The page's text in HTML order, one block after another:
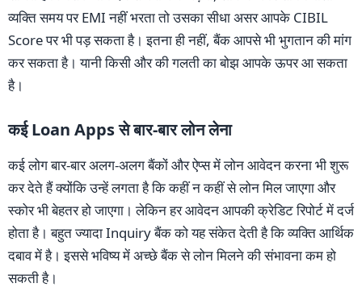
व्यक्ति समय पर EMI नहीं भरता तो उसका सीधा असर आपके CIBIL
Score पर भी पड़ सकता है। इतना ही नहीं, बैंक आपसे भी भुगतान की मांग
कर सकता है। यानी किसी और की गलती का बोझ आपके ऊपर आ सकता
है।
कई Loan Apps से बार-बार लोन लेना
कई लोग बार-बार अलग-अलग बैंकों और ऐप्स में लोन आवेदन करना भी शुरू
कर देते हैं क्योंकि उन्हें लगता है कि कहीं न कहीं से लोन मिल जाएगा और
स्कोर भी बेहतर हो जाएगा। लेकिन हर आवेदन आपकी क्रेडिट रिपोर्ट में दर्ज
होता है। बहुत ज्यादा Inquiry बैंक को यह संकेत देती है कि व्यक्ति आर्थिक
दबाव में है। इससे भविष्य में अच्छे बैंक से लोन मिलने की संभावना कम हो
सकती है।